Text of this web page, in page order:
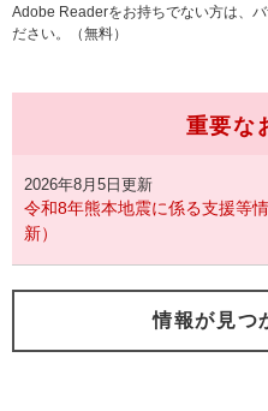
Adobe Readerをお持ちでない方は、
ださい。（無料）
重要な
2026年8月5日更新
令和8年熊本地震に係る支援等
新）
情報が見つ